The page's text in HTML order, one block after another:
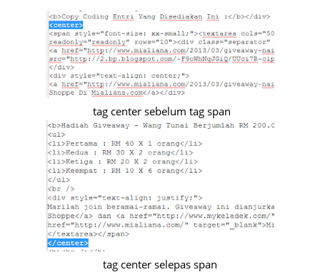
tag center sebelum tag span
tag center selepas span